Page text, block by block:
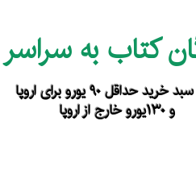
کتاب به
حداقل ۹۰ یورو برای اروپا
و ۱۳۰یورو خارج از اروپا